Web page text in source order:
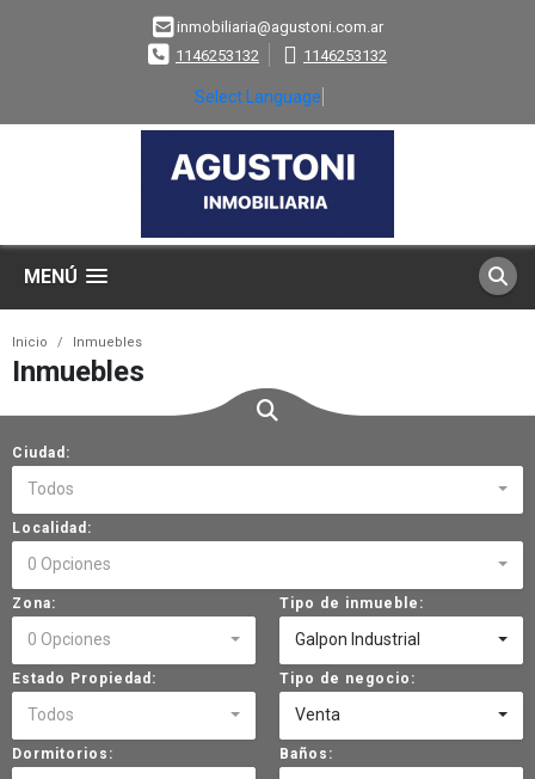
inmobiliaria@agustoni.com.ar
1146253132
1146253132
Select Language
MENÚ
Inicio Inmuebles
Inmuebles
Ciudad:
Todos
Localidad:
0 Opciones
Zona:
0 Opciones
Tipo de inmueble:
Galpon Industrial
Estado Propiedad:
Todos
Tipo de negocio:
Venta
Dormitorios: Baños: